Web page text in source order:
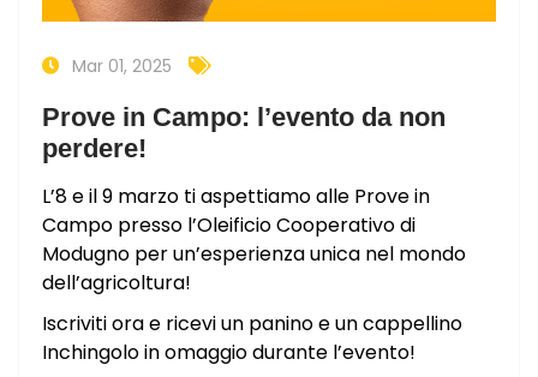
Mar 01, 2025
Prove in Campo: l’evento da non
perdere!
L’8 e il 9 marzo ti aspettiamo alle Prove in
Campo presso l’Oleificio Cooperativo di
Modugno per un’esperienza unica nel mondo
dell’agricoltura!
Iscriviti ora e ricevi un panino e un cappellino
Inchingolo in omaggio durante l’evento!